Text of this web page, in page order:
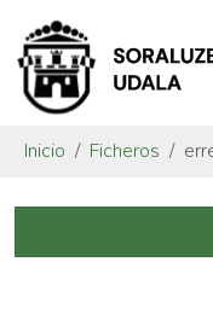
Inicio Ficheros